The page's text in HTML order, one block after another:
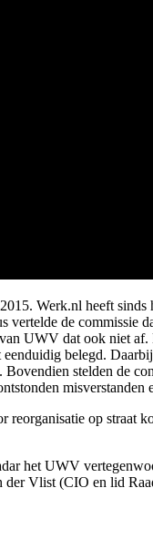
Werk.nl heeft sinds
vertelde de
UWV dat ook niet
belegd.
stelden de
op straat
het UWV
der Vlist (CIO en lid